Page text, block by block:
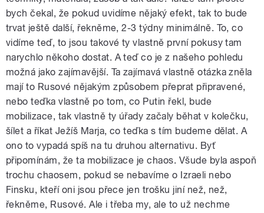
bych čekal, že pokud uvidíme nějaký efekt, tak to bude
trvat ještě další, řekněme, 2-3 týdny minimálně. To, co
vidíme teď, to jsou takové ty vlastně první pokusy tam
narychlo někoho dostat. A teď co je z našeho pohledu
možná jako zajímavější. Ta zajímavá vlastně otázka zněla
mají to Rusové nějakým způsobem přeprat připravené,
nebo teďka vlastně po tom, co Putin řekl, bude
mobilizace, tak vlastně ty úřady začaly běhat v kolečku,
šílet a říkat Ježíš Marja, co teďka s tím budeme dělat. A
ono to vypadá spíš na tu druhou alternativu. Byť
připomínám, že ta mobilizace je chaos. Všude byla aspoň
trochu chaosem, pokud se nebavíme o Izraeli nebo
Finsku, kteří oni jsou přece jen trošku jiní než, než,
řekněme, Rusové. Ale i třeba my, ale to už nechme